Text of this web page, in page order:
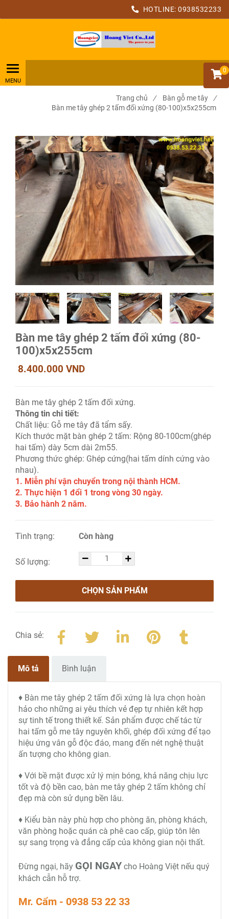
HOTLINE: 0938532233
0
Trang chủ / Bàn gỗ me tây
/
Bàn me tây ghép 2 tấm đối xứng (80-100)x5x255cm
Bàn me tây ghép 2 tấm đối xứng (80-
100)x5x255cm
8.400.000 VND
Bàn me tây ghép 2 tấm đối xứng.
Thông tin chi tiết:
Chất liệu: Gỗ me tây đã tẩm sấy.
Kích thước mặt bàn ghép 2 tấm: Rộng 80-100cm(ghép
hai tấm) dày 5cm dài 2m55.
Phương thức ghép: Ghép cứng(hai tấm dính cứng vào
nhau).
1. Miễn phí vận chuyển trong nội thành HCM.
2. Thực hiện 1 đổi 1 trong vòng 30 ngày.
3. Bảo hành 2 năm.
Tình trạng: Còn hàng
Số lượng:
CHỌN SẢN PHẨM
Chia sẻ:
Mô tả Bình luận
♦ Bàn me tây ghép 2 tấm đối xứng là lựa chọn hoàn
hảo cho những ai yêu thích vẻ đẹp tự nhiên kết hợp
sự tinh tế trong thiết kế. Sản phẩm được chế tác từ
hai tấm gỗ me tây nguyên khối, ghép đối xứng để tạo
hiệu ứng vân gỗ độc đáo, mang đến nét nghệ thuật
ấn tượng cho không gian.
♦ Với bề mặt được xử lý mịn bóng, khả năng chịu lực
tốt và độ bền cao, bàn me tây ghép 2 tấm không chỉ
đẹp mà còn sử dụng bền lâu.
♦ Kiểu bàn này phù hợp cho phòng ăn, phòng khách,
văn phòng hoặc quán cà phê cao cấp, giúp tôn lên
sự sang trọng và đẳng cấp của không gian nội thất.
Đừng ngại, hãy GỌI NGAY cho Hoàng Việt nếu quý
khách cẫn hỗ trợ.
Mr. Cẩm - 0938 53 22 33